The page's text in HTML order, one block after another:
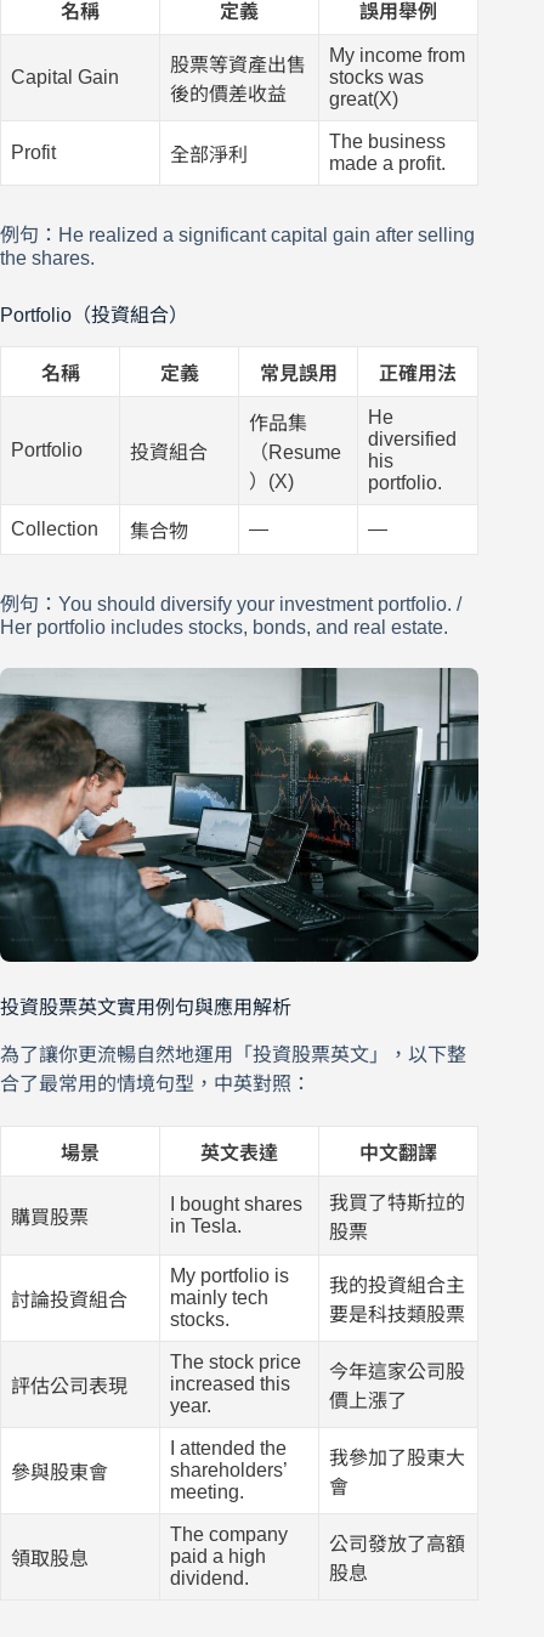
名稱 定義 誤用舉例
Capital Gain
股票等資產出售
後的價差收益
My income from
stocks was
great(X)
Profit 全部淨利
The business
made a profit.
例句：He realized a significant capital gain after selling
the shares.
Portfolio（投資組合）
名稱 定義 常見誤用 正確用法
Portfolio 投資組合
作品集
（Resume
）(X)
He
diversified
his
portfolio.
Collection 集合物 — —
例句：You should diversify your investment portfolio. /
Her portfolio includes stocks, bonds, and real estate.
投資股票英文實用例句與應用解析
為了讓你更流暢自然地運用「投資股票英文」，以下整
合了最常用的情境句型，中英對照：
場景 英文表達 中文翻譯
購買股票
I bought shares
in Tesla.
我買了特斯拉的
股票
討論投資組合
My portfolio is
mainly tech
stocks.
我的投資組合主
要是科技類股票
評估公司表現
The stock price
increased this
year.
今年這家公司股
價上漲了
參與股東會
I attended the
shareholders’
meeting.
我參加了股東大
會
領取股息
The company
paid a high
dividend.
公司發放了高額
股息